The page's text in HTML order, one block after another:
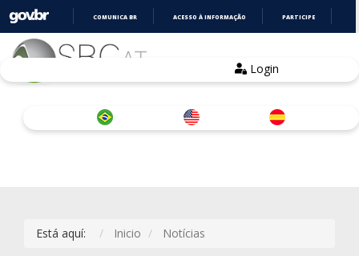
COMUNICA BR ACESSO À INFORMAÇÃO PARTICIPE
Login
Está aquí: Inicio Notícias